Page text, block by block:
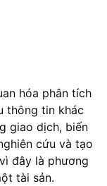
hóa phân tích
thông tin khác
giao dịch, biến
cứu và tạo
đây là phương
tài sản.